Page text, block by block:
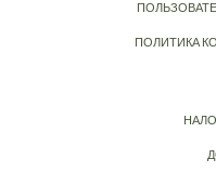
ПОЛИТИКА